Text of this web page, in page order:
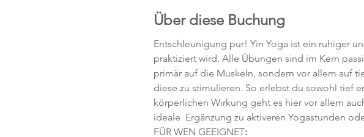
Über diese Buchung
Entschleunigung pur! Yin Yoga ist ein ruhiger
praktiziert wird. Alle Übungen sind im Kern
primär auf die Muskeln, sondern vor allem auf
diese zu stimulieren. So erlebst du sowohl tief
körperlichen Wirkung geht es hier vor allem
ideale  Ergänzung zu aktiveren Yogastunden
FÜR WEN GEEIGNET: